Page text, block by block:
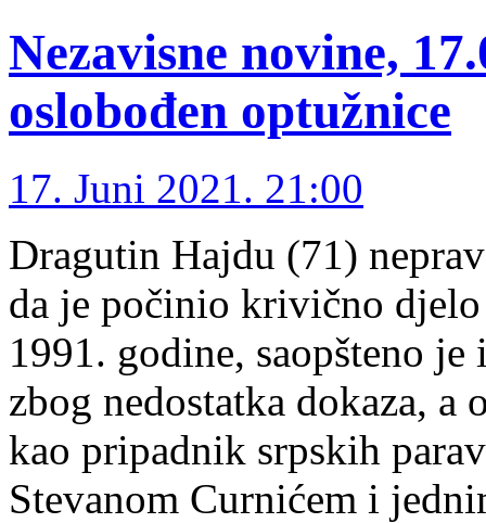
Nezavisne novine,
oslobođen optužnice
17. Juni 2021. 21:00
Dragutin Hajdu (71)
da je počinio krivično
1991. godine, saopšteno
zbog nedostatka dokaza, a
kao pripadnik srpskih
Stevanom Curnićem i